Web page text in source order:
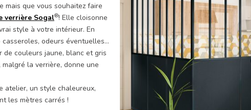
mais que vous souhaitez faire
verrière Sogal®! Elle cloisonne
style à votre intérieur. En
odeurs éventuelles…
de couleurs jaune, blanc et gris
la verrière, donne une
atelier, un style chaleureux,
les mètres carrés !